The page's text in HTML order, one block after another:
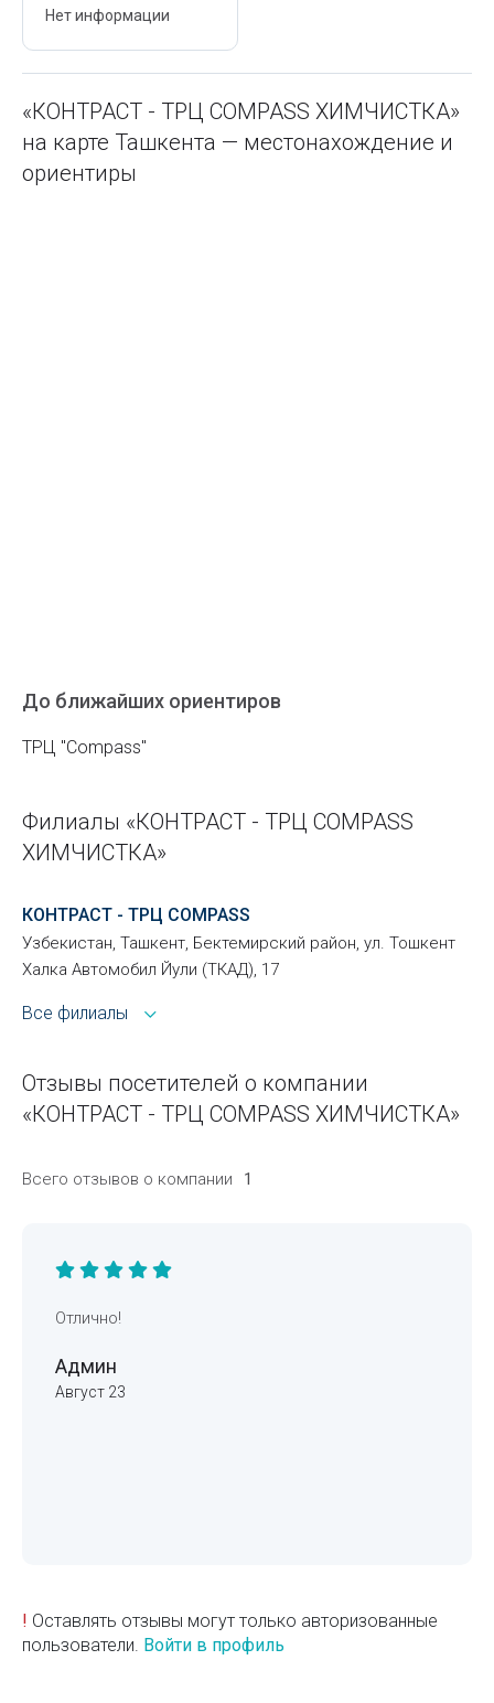
Нет информации
«КОНТРАСТ - ТРЦ COMPASS ХИМЧИСТКА»
на карте Ташкента — местонахождение и
ориентиры
До ближайших ориентиров
ТРЦ "Compass"
Филиалы «КОНТРАСТ - ТРЦ COMPASS
ХИМЧИСТКА»
КОНТРАСТ - ТРЦ COMPASS
Узбекистан, Ташкент, Бектемирский район, ул. Тошкент
Халка Автомобил Йули (ТКАД), 17
Все филиалы
Отзывы посетителей о компании
«КОНТРАСТ - ТРЦ COMPASS ХИМЧИСТКА»
Всего отзывов о компании 1
Отлично!
Админ
Август 23
! Оставлять отзывы могут только авторизованные
пользователи. Войти в профиль